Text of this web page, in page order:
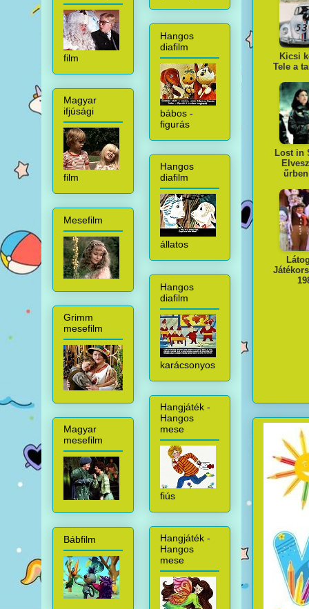
Kicsi
Tele a
Lost in
film
Magyar
ifjúsági
film
Mesefilm
Grimm
mesefilm
Magyar
mesefilm
Bábfilm
Hangos
diafilm
bábos -
figurás
Hangos
diafilm
állatos
Hangos
diafilm
karácsonyos
Hangjáték -
Hangos
mese
fiús
Hangjáték -
Hangos
mese